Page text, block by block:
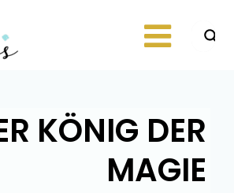
KÖNIG DER
MAGIE